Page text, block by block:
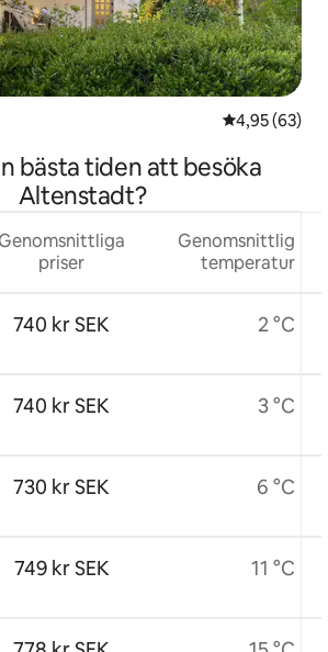
4,95 av 5 i
4,95 (63)
bästa tiden att besöka
Altenstadt?
Genomsnittliga
priser
740 kr SEK
740 kr SEK
730 kr SEK
749 kr SEK
Genomsnittlig
temperatur
2 °C
3 °C
6 °C
11 °C